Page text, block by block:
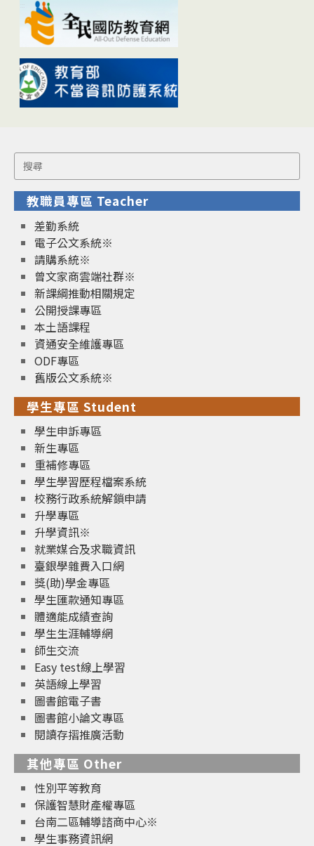
Search
for:
教職員專區 Teacher
差勤系統
電子公文系統※
請購系統※
曾文家商雲端社群※
新課綱推動相關規定
公開授課專區
本土語課程
資通安全維護專區
ODF專區
舊版公文系統※
學生專區 Student
學生申訴專區
新生專區
重補修專區
學生學習歷程檔案系統
校務行政系統解鎖申請
升學專區
升學資訊※
就業媒合及求職資訊
臺銀學雜費入口網
獎(助)學金專區
學生匯款通知專區
體適能成績查詢
學生生涯輔導網
師生交流
Easy test線上學習
英語線上學習
圖書館電子書
圖書館小論文專區
閱讀存摺推廣活動
其他專區 Other
性別平等教育
保護智慧財產權專區
台南二區輔導諮商中心※
學生事務資訊網